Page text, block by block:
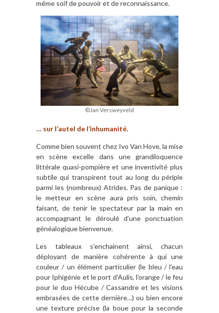
même soif de pouvoir et de reconnaissance.
©Jan Versweyveld
… sur l’autel de l’inhumanité.
Comme bien souvent chez Ivo Van Hove, la mise
en scène excelle dans une grandiloquence
littérale quasi-pompière et une inventivité plus
subtile qui transpirent tout au long du périple
parmi les (nombreux) Atrides. Pas de panique :
le metteur en scène aura pris soin, chemin
faisant, de tenir le spectateur par la main en
accompagnant le déroulé d’une ponctuation
généalogique bienvenue.
Les tableaux s’enchainent ainsi, chacun
déployant de manière cohérente à qui une
couleur / un élément particulier (le bleu / l’eau
pour Iphigénie et le port d’Aulis, l’orange / le feu
pour le duo Hécube / Cassandre et les visions
embrasées de cette dernière…) ou bien encore
une texture précise (la boue pour la seconde